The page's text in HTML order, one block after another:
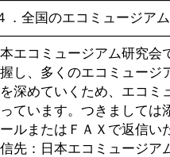
．全国のエコミュージア
本エコミュージアム研究
し、多くのエコミュージ
深めていくため、エコミ
ています。つきましては
ルまたはＦＡＸで返信い
先：日本エコミュージ